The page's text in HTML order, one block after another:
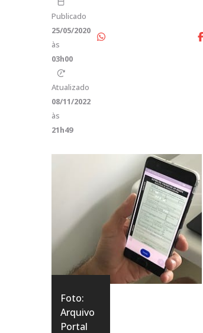
Publicado
25/05/2020
às
03h00
Atualizado
08/11/2022
às
21h49
Foto:
Arquivo
Portal